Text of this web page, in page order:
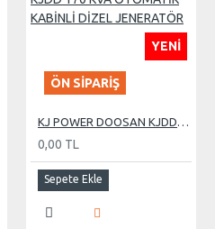
YENI
ÖN SIPARIŞ
KJ POWER DOOSAN KJDD 170 KVA OTOMATİK KABİNLİ DİZEL JENERATÖR
0,00 TL
Sepete Ekle